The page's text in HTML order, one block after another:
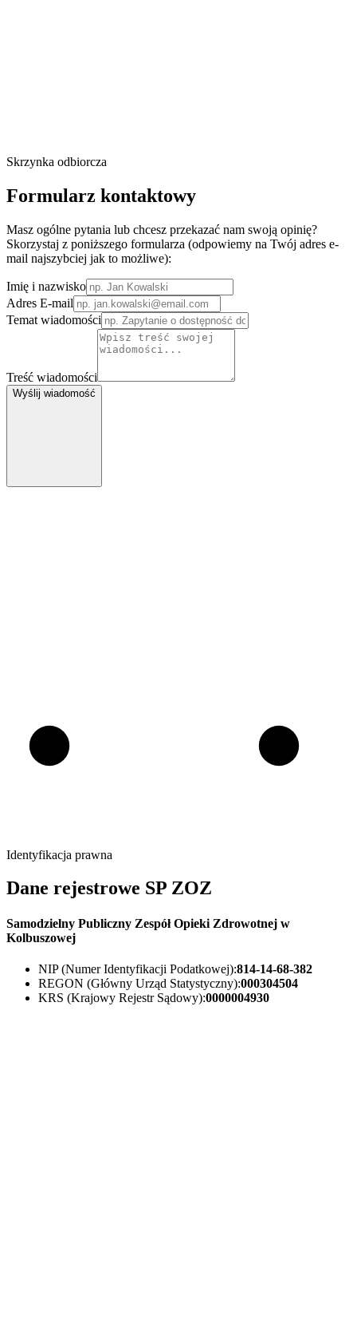
Skrzynka odbiorcza
Formularz kontaktowy
Masz ogólne pytania lub chcesz przekazać nam swoją opinię?
Skorzystaj z poniższego formularza (odpowiemy na Twój adres e-
mail najszybciej jak to możliwe):
Imię i nazwisko
Adres E-mail
Temat wiadomości
Treść wiadomości
Wyślij wiadomość
Identyfikacja prawna
Dane rejestrowe SP ZOZ
Samodzielny Publiczny Zespół Opieki Zdrowotnej w
Kolbuszowej
NIP (Numer Identyfikacji Podatkowej):814-14-68-382
REGON (Główny Urząd Statystyczny):000304504
KRS (Krajowy Rejestr Sądowy):0000004930